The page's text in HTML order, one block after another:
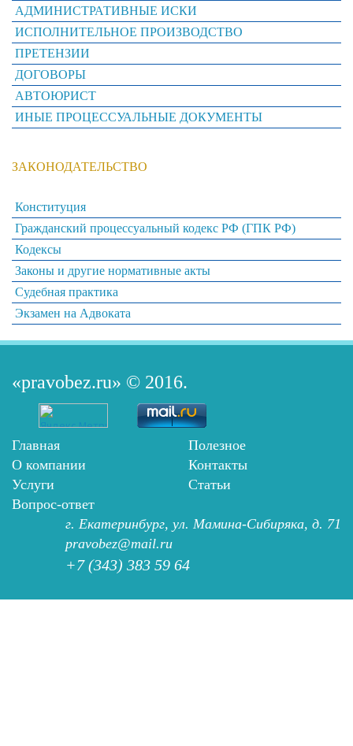
АДМИНИСТРАТИВНЫЕ ИСКИ
ИСПОЛНИТЕЛЬНОЕ ПРОИЗВОДСТВО
ПРЕТЕНЗИИ
ДОГОВОРЫ
АВТОЮРИСТ
ИНЫЕ ПРОЦЕССУАЛЬНЫЕ ДОКУМЕНТЫ
ЗАКОНОДАТЕЛЬСТВО
Конституция
Гражданский процессуальный кодекс РФ (ГПК РФ)
Кодексы
Законы и другие нормативные акты
Судебная практика
Экзамен на Адвоката
«pravobez.ru» © 2016.
Главная
О компании
Услуги
Вопрос-ответ
Полезное
Контакты
Статьи
г. Екатеринбург, ул. Мамина-Сибиряка, д. 71
pravobez@mail.ru
+7 (343) 383 59 64